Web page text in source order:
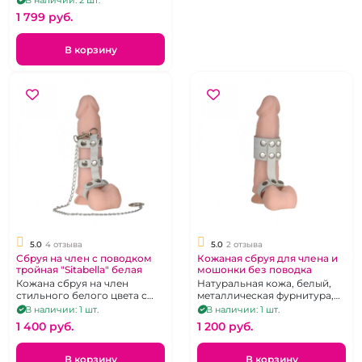
1 799 pуб.
В корзину
5.0 4 отзыва
Сбруя на член с поводком
тройная "Sitabella" белая
Кожана сбруя на член
стильного белого цвета с
цепочкой-поводком и 3
ремешками
В наличии: 1 шт.
1 400 pуб.
В корзину
5.0 2 отзыва
Кожаная сбруя для члена и
мошонки без поводка
Натуральная кожа, белый,
металлическая фурнитура,
регулировка в 3 вариациях
В наличии: 1 шт.
1 200 pуб.
В корзину